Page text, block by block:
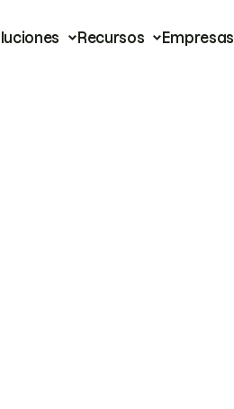
Recursos Empresas